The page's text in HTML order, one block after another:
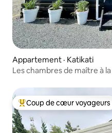
Appartement · Katikati
Les chambres de maître à
Coup de cœur voyageurs
Coup de cœur voyageurs